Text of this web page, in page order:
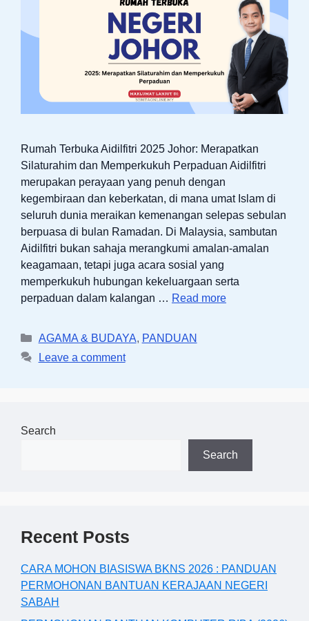
Rumah Terbuka Aidilfitri 2025 Johor: Merapatkan
Silaturahim dan Memperkukuh Perpaduan Aidilfitri
merupakan perayaan yang penuh dengan
kegembiraan dan keberkatan, di mana umat Islam di
seluruh dunia meraikan kemenangan selepas sebulan
berpuasa di bulan Ramadan. Di Malaysia, sambutan
Aidilfitri bukan sahaja merangkumi amalan-amalan
keagamaan, tetapi juga acara sosial yang
memperkukuh hubungan kekeluargaan serta
perpaduan dalam kalangan … Read more
Categories
AGAMA & BUDAYA, PANDUAN
Leave a comment
Search
Search
Recent Posts
CARA MOHON BIASISWA BKNS 2026 : PANDUAN
PERMOHONAN BANTUAN KERAJAAN NEGERI
SABAH